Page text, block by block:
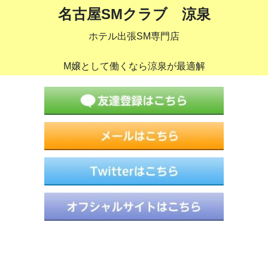
名古屋SMクラブ 涼泉
ホテル出張SM専門店
M嬢として働くなら涼泉が最適解